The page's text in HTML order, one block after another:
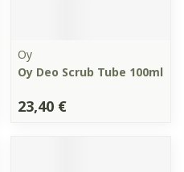
Oy
Oy Deo Scrub Tube 100ml
23,40 €